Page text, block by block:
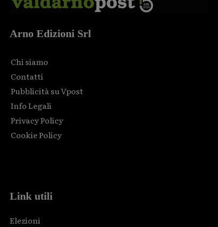
Arno Edizioni Srl
Chi siamo
Contatti
Pubblicità su Vpost
Info Legali
Privacy Policy
Cookie Policy
Link utili
Elezioni